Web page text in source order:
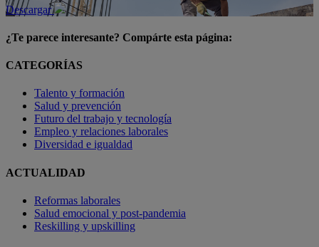
Descargar
¿Te parece interesante? Compárte esta página:
CATEGORÍAS
Talento y formación
Salud y prevención
Futuro del trabajo y tecnología
Empleo y relaciones laborales
Diversidad e igualdad
ACTUALIDAD
Reformas laborales
Salud emocional y post-pandemia
Reskilling y upskilling